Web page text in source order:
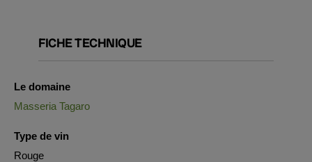
FICHE TECHNIQUE
Le domaine
Masseria Tagaro
Type de vin
Rouge